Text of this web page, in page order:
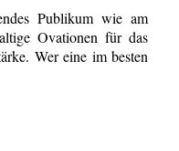
Publikum wie am
Ovationen für das
Wer eine im besten
versäumen.